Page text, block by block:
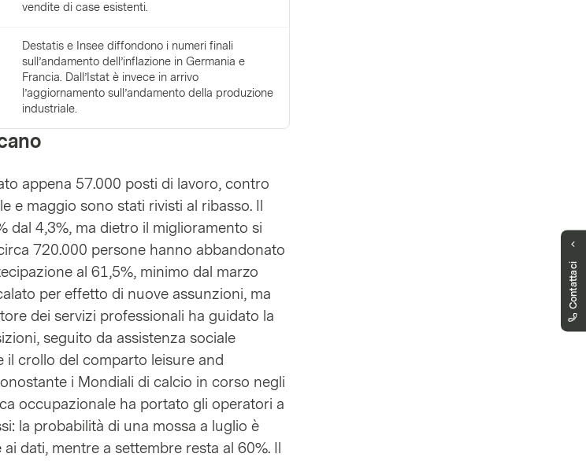
vendite di case esistenti.
Destatis e Insee diffondono i numeri finali
sull’andamento dell’inflazione in Germania e
Francia. Dall’Istat è invece in arrivo
l’aggiornamento sull’andamento della produzione
industriale.
appena 57.000 posti di lavoro, contro
e maggio sono stati rivisti al ribasso. Il
dal 4,3%, ma dietro il miglioramento si
720.000 persone hanno abbandonato
al 61,5%, minimo dal marzo
per effetto di nuove assunzioni, ma
dei servizi professionali ha guidato la
seguito da assistenza sociale
il crollo del comparto leisure and
i Mondiali di calcio in corso negli
occupazionale ha portato gli operatori a
la probabilità di una mossa a luglio è
dati, mentre a settembre resta al 60%. Il
Contattaci